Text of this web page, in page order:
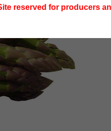
reserved for producers